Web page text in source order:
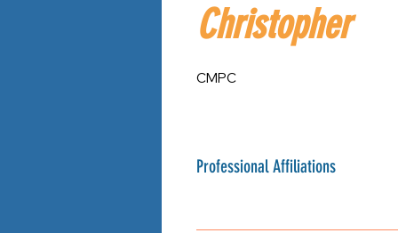
Christopher
CMPC
Professional Affiliations